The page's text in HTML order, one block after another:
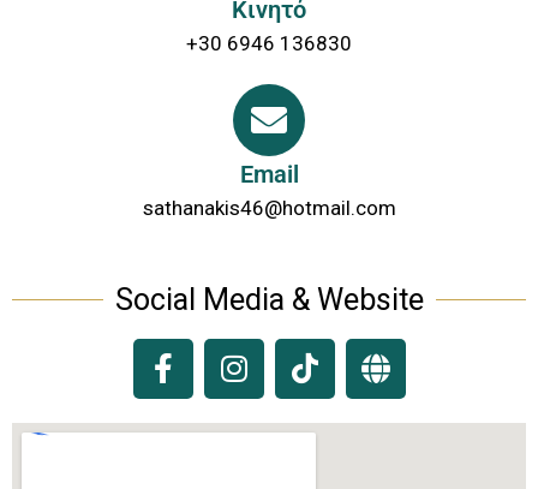
Κινητό
+30 6946 136830
Email
sathanakis46@hotmail.com
Social Media & Website